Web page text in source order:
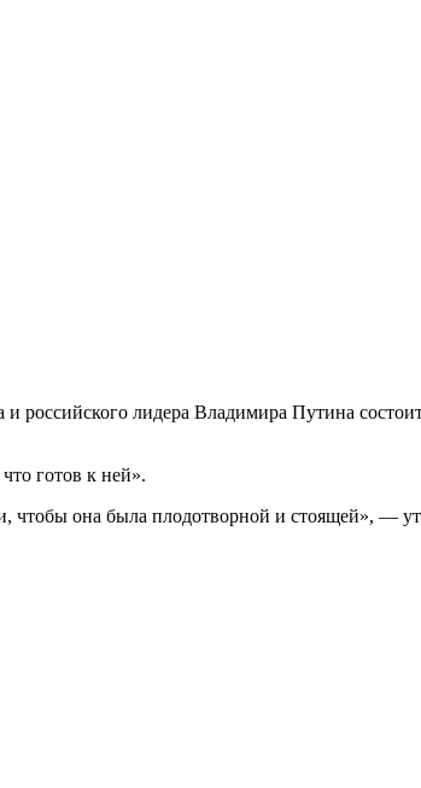
лидера Владимира Путина
готов к ней».
чтобы она была плодотворной и стоящей», —